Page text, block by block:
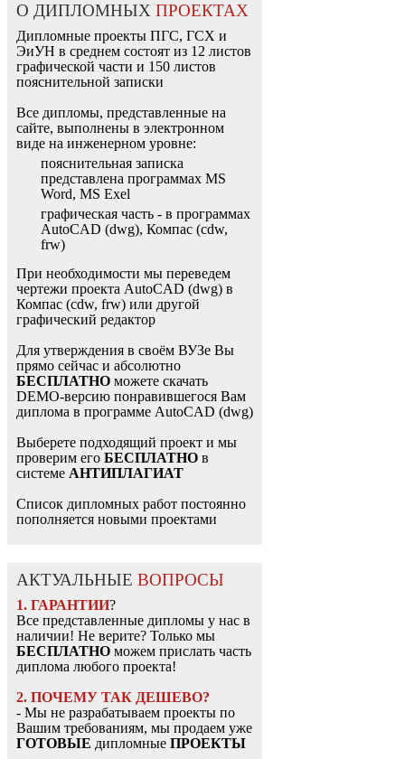
О ДИПЛОМНЫХ ПРОЕКТАХ
Дипломные проекты ПГС, ГСХ и
ЭиУН в среднем состоят из 12 листов
графической части и 150 листов
пояснительной записки
Все дипломы, представленные на
сайте, выполнены в электронном
виде на инженерном уровне:
пояснительная записка
представлена программах MS
Word, MS Exel
графическая часть - в программах
AutoCAD (dwg), Компас (cdw,
frw)
При необходимости мы переведем
чертежи проекта AutoCAD (dwg) в
Компас (cdw, frw) или другой
графический редактор
Для утверждения в своём ВУЗе Вы
прямо сейчас и абсолютно
БЕСПЛАТНО можете скачать
DEMO-версию понравившегося Вам
диплома в программе AutoCAD (dwg)
Выберете подходящий проект и мы
проверим его БЕСПЛАТНО в
системе АНТИПЛАГИАТ
Список дипломных работ постоянно
пополняется новыми проектами
АКТУАЛЬНЫЕ ВОПРОСЫ
1. ГАРАНТИИ?
Все представленные дипломы у нас в
наличии! Не верите? Только мы
БЕСПЛАТНО можем прислать часть
диплома любого проекта!
2. ПОЧЕМУ ТАК ДЕШЕВО?
- Мы не разрабатываем проекты по
Вашим требованиям, мы продаем уже
ГОТОВЫЕ дипломные ПРОЕКТЫ